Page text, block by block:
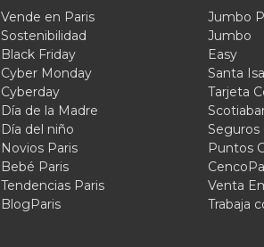
Vende en Paris
Sostenibilidad
Black Friday
Cyber Monday
Cyberday
Día de la Madre
Día del niño
Novios Paris
Bebé Paris
Tendencias Paris
BlogParis
Jumbo
Jumbo
Easy
Santa
Tarjeta
Seguros
Puntos
Venta
Trabaja